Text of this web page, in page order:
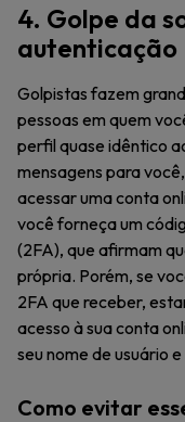
4. Golpe da
autenticação
Golpistas fazem
pessoas em quem
perfil quase idêntico
mensagens para
acessar uma conta
você forneça um
(2FA), que afirmam
própria. Porém, se
2FA que receber,
acesso à sua conta
seu nome de usuário e
Como evitar